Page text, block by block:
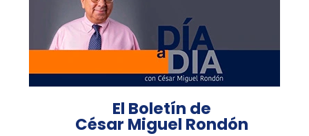
El Boletín de
César Miguel Rondón